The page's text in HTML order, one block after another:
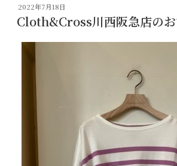
投
稿
日:
2022年7月18日
Cloth&Cross川西阪急店の